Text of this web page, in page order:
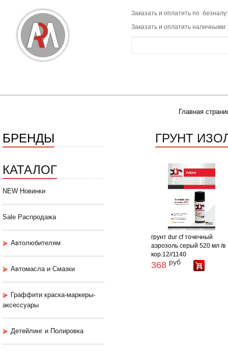
Заказать и оплатить по
Заказать и оплатить наличными
Главная
БРЕНДЫ
КАТАЛОГ
NEW Новинки
Sale Распродажа
Автолюбителям
Автомасла и Смазки
Граффити краска-маркеры-
аксессуары
Детейлинг и Полировка
ГРУНТ
грунт dur cf точечный
аэрозоль серый 520 мл /в
кор.12//1140
368 руб